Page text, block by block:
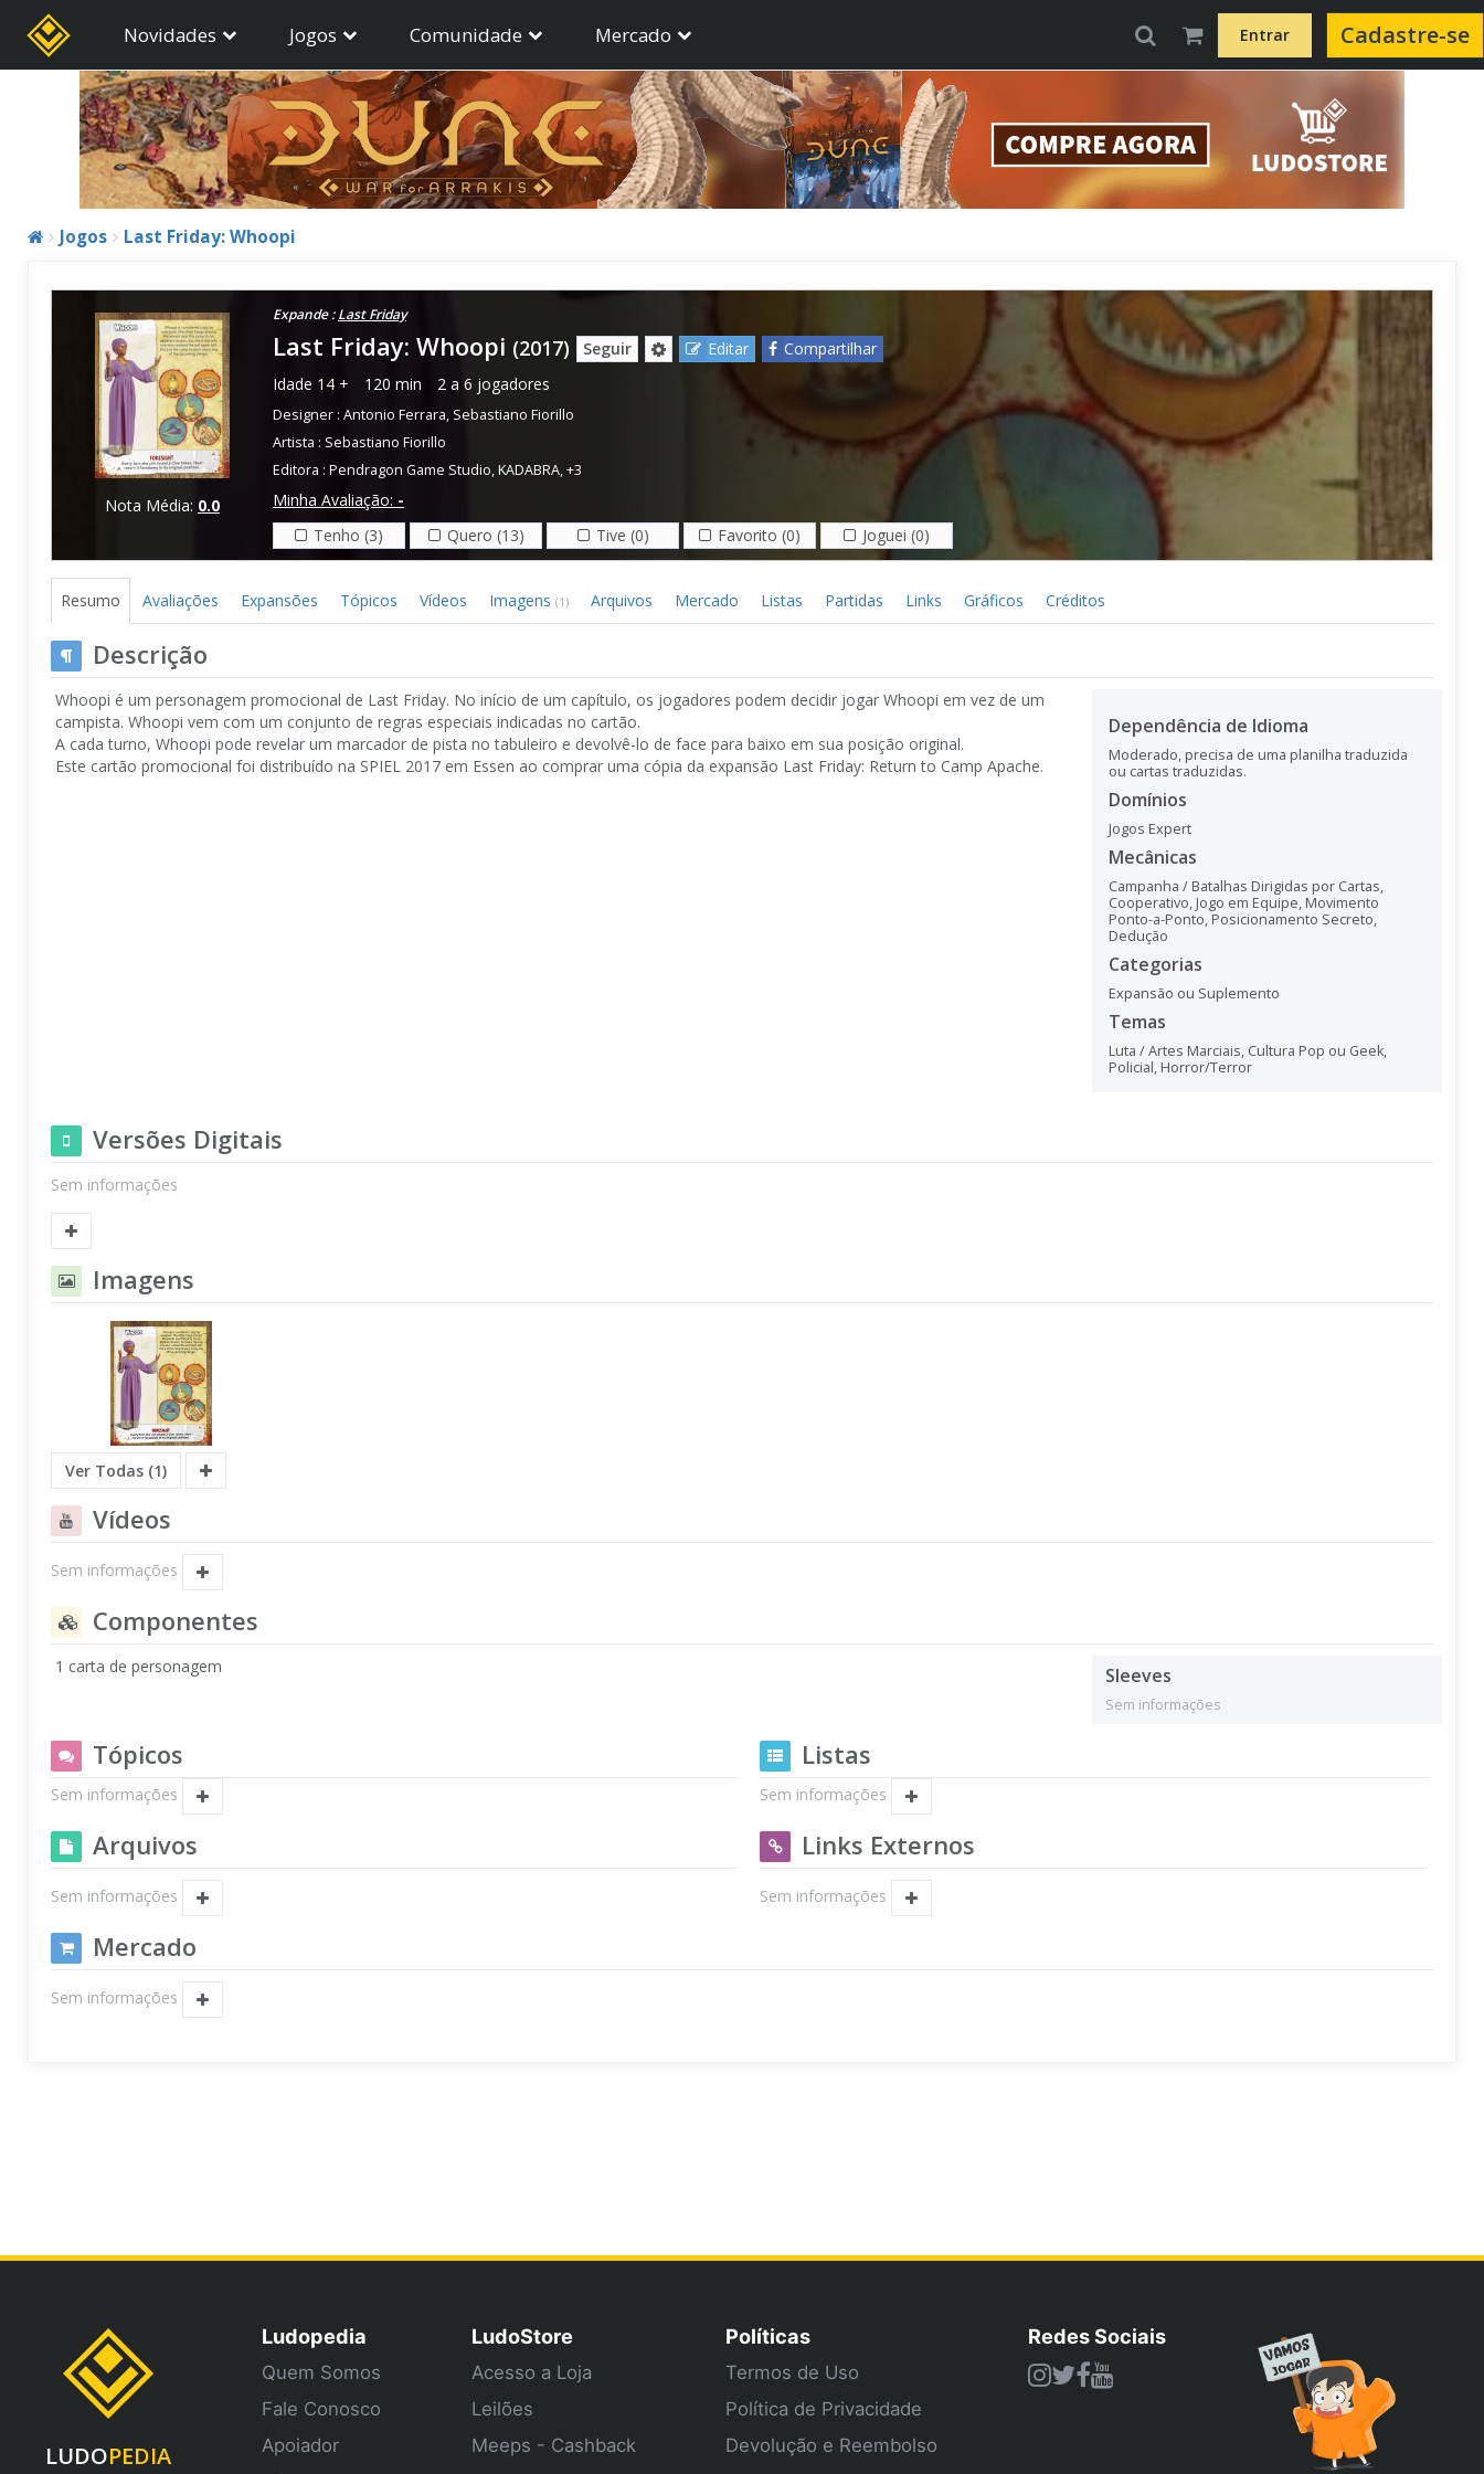
Novidades Jogos Comunidade Mercado Entrar Cadastre-se
Jogos Last Friday: Whoopi
Nota Média: 0.0
Expande :Last Friday
Last Friday: Whoopi (2017) Seguir Editar
Compartilhar
Idade 14 + 120 min 2 a 6 jogadores
Designer : Antonio Ferrara, Sebastiano Fiorillo
Artista : Sebastiano Fiorillo
Editora : Pendragon Game Studio,KADABRA,+3
Minha Avaliação: -
Tenho (3)
Quero (13) Tive (0) Favorito (0) Joguei (0)
Resumo Avaliações Expansões Tópicos Vídeos Imagens (1) Arquivos Mercado Listas Partidas Links Gráficos Créditos
Descrição
Whoopi é um personagem promocional de Last Friday. No início de um capítulo, os jogadores podem decidir jogar Whoopi em vez de um
campista. Whoopi vem com um conjunto de regras especiais indicadas no cartão.
A cada turno, Whoopi pode revelar um marcador de pista no tabuleiro e devolvê-lo de face para baixo em sua posição original.
Este cartão promocional foi distribuído na SPIEL 2017 em Essen ao comprar uma cópia da expansão Last Friday: Return to Camp Apache.
Dependência de Idioma
Moderado, precisa de uma planilha traduzida
ou cartas traduzidas.
Domínios
Jogos Expert
Mecânicas
Campanha / Batalhas Dirigidas por Cartas,
Cooperativo, Jogo em Equipe, Movimento
Ponto-a-Ponto, Posicionamento Secreto,
Dedução
Categorias
Expansão ou Suplemento
Temas
Luta / Artes Marciais, Cultura Pop ou Geek,
Policial, Horror/Terror
Versões Digitais
Sem informações
Imagens
Ver Todas (1)
Vídeos
Sem informações
Componentes
1 carta de personagem Sleeves
Sem informações
Tópicos
Sem informações
Listas
Sem informações
Arquivos
Sem informações
Links Externos
Sem informações
Mercado
Sem informações
LUDOPEDIA
Ludopedia
Quem Somos
Fale Conosco
Apoiador
LudoStore
Acesso a Loja
Leilões
Meeps - Cashback
Políticas
Termos de Uso
Política de Privacidade
Devolução e Reembolso
Redes Sociais